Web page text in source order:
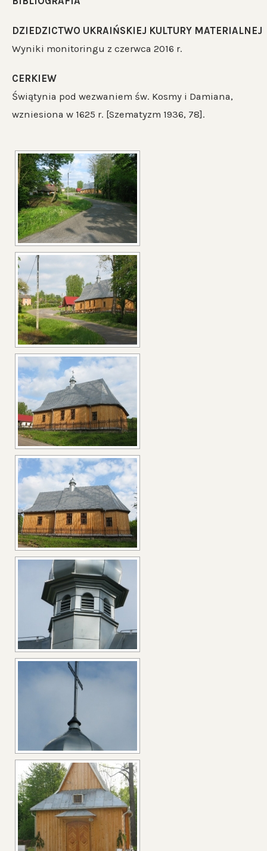
DZIEDZICTWO UKRAIŃSKIEJ KULTURY MATERIALNEJ
Wyniki monitoringu z czerwca 2016 r.
CERKIEW
Świątynia pod wezwaniem św. Kosmy i Damiana,
wzniesiona w 1625 r. [Szematyzm 1936, 78].